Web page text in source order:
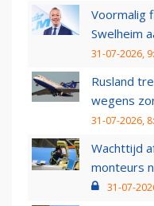
Voormalig
Swelheim
31-07-2026,
Rusland
wegens
31-07-2026,
Wachttijd
monteurs
31-07-